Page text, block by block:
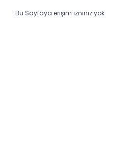
Bu Sayfaya erişim izniniz yok